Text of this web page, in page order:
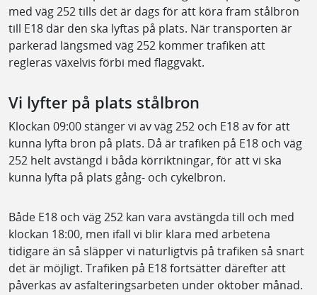
med väg 252 tills det är dags för att köra fram stålbron
till E18 där den ska lyftas på plats. När transporten är
parkerad längsmed väg 252 kommer trafiken att
regleras växelvis förbi med flaggvakt.
Vi lyfter på plats stålbron
Klockan 09:00 stänger vi av väg 252 och E18 av för att
kunna lyfta bron på plats. Då är trafiken på E18 och väg
252 helt avstängd i båda körriktningar, för att vi ska
kunna lyfta på plats gång- och cykelbron.
Både E18 och väg 252 kan vara avstängda till och med
klockan 18:00, men ifall vi blir klara med arbetena
tidigare än så släpper vi naturligtvis på trafiken så snart
det är möjligt. Trafiken på E18 fortsätter därefter att
påverkas av asfalteringsarbeten under oktober månad.